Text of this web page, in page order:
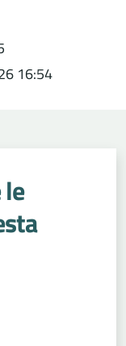
16:54
1 a 5 stelle